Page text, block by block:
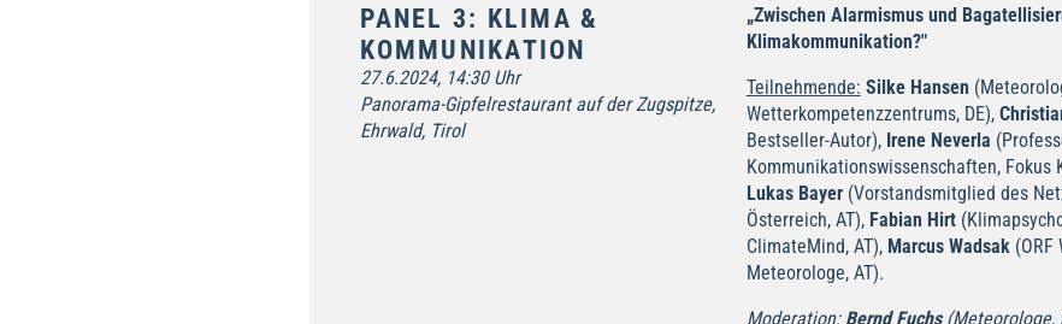
PANEL 3: KLIMA &
KOMMUNIKATION
27.6.2024, 14:30 Uhr
Panorama-Gipfelrestaurant auf der Zugspitze,
Ehrwald, Tirol
„Zwischen Alarmismus und
Klimakommunikation?"
Teilnehmende: Silke Hansen
Wetterkompetenzzentrums, DE),
Bestseller-Autor), Irene Neverla
Kommunikationswissenschaften, Fokus
Lukas Bayer(Vorstandsmitglied des
Österreich, AT), Fabian Hirt
ClimateMind, AT), Marcus Wadsak(ORF
Meteorologe, AT).
Moderation:Bernd Fuchs(Meteorologe,